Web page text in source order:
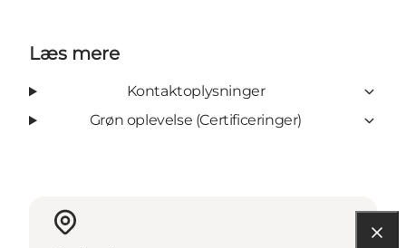
Læs mere
Kontaktoplysninger
Grøn oplevelse (Certificeringer)